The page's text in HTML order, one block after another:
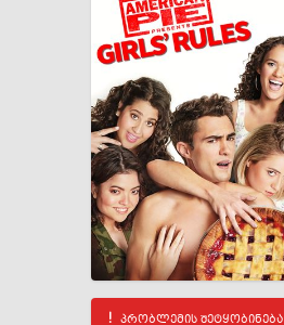
პრობლემის შეტყობინება